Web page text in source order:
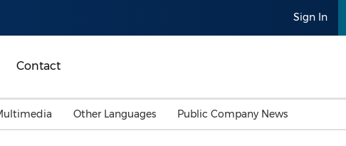
Sign In
Contact
Other Languages Public Company News